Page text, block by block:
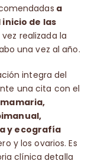
a
inicio de las
realizada la
una vez al año.
integra del
una cita con el
y ecografía
y los ovarios.Es
clínica detalla